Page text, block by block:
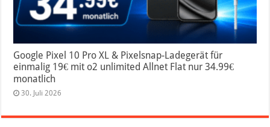
Google Pixel 10 Pro XL & Pixelsnap-Ladegerät für
einmalig 19€ mit o2 unlimited Allnet Flat nur 34.99€
monatlich
30. Juli 2026